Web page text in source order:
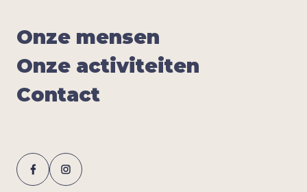
Onze men­sen
Onze acti­vi­tei­ten
Con­tact